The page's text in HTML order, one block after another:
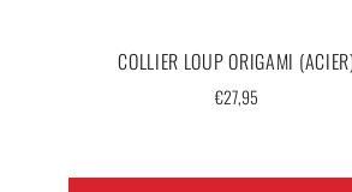
COLLIER LOUP ORIGAMI
Prix
€27,95